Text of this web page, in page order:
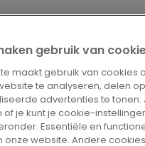
gebruik van
maakt gebruik van cookies
te analyseren, delen
advertenties te
je kunt je cookie-
Essentiële en
onze website. Andere